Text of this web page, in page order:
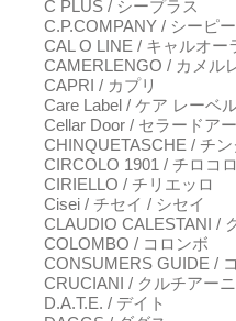
C PLUS / シープラス
C.P.COMPANY / シーピ
CAL O LINE / キャルオー
CAMERLENGO / カメル
CAPRI / カプリ
Care Label / ケア レーベ
Cellar Door / セラードアー
CHINQUETASCHE / チ
CIRCOLO 1901 / チロコ
CIRIELLO / チリエッロ
Cisei / チセイ / シセイ
CLAUDIO CALESTANI /
COLOMBO / コロンボ
CONSUMERS GUIDE /
CRUCIANI / クルチアーニ
D.A.T.E. / デイト